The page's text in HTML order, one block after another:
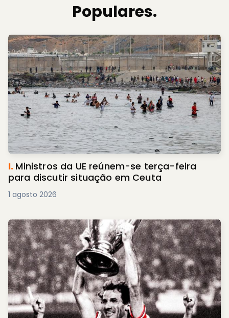
Populares.
I. Ministros da UE reúnem-se terça-feira
para discutir situação em Ceuta
1 agosto 2026